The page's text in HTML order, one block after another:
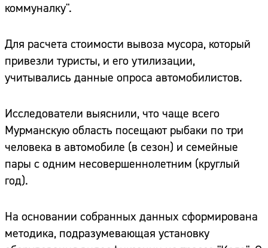
коммуналку".
Для расчета стоимости вывоза мусора, который
привезли туристы, и его утилизации,
учитывались данные опроса автомобилистов.
Исследователи выяснили, что чаще всего
Мурманскую область посещают рыбаки по три
человека в автомобиле (в сезон) и семейные
пары с одним несовершеннолетним (круглый
год).
На основании собранных данных сформирована
методика, подразумевающая установку